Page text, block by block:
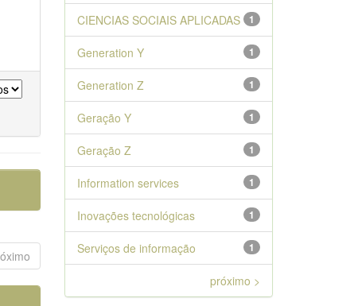
1
CIENCIAS SOCIAIS APLICADAS
1
Generation Y
1
Generation Z
1
Geração Y
1
Geração Z
1
Information services
1
Inovações tecnológicas
1
Serviços de informação
próximo >